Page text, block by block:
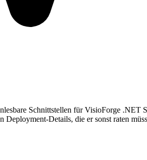
Schnittstellen für VisioForge .NET
Details, die er sonst raten